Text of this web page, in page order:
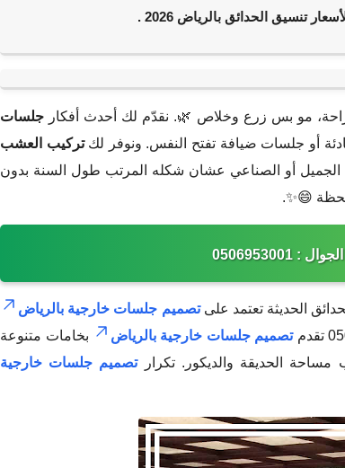
تنسيق الحدائق بالرياض 2026 .
مو بس زرع وخلاص 🌿. نقدّم لك أحدث أفكار جلسات
أو جلسات ضيافة تفتح النفس. ونوفر لكتركيب العشب
الجميل أو الصناعي عشان شكله المرتب طول السنة بدون
😄✨.
الحديثة تعتمد علىتصميم جلسات خارجية بالرياض
تصميم جلسات خارجية بالرياض
بخامات متنوعة
الحديقة والديكور. تكرارتصميم جلسات خارجية